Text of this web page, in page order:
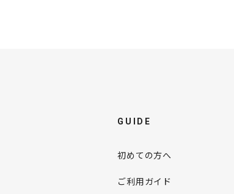
GUIDE
初めての方へ
ご利用ガイド